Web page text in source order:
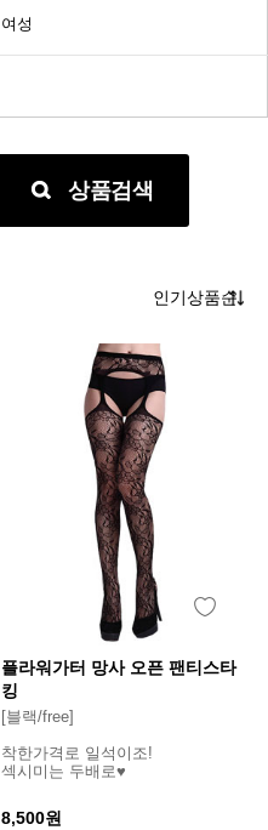
여성
상품검색
플라워가터 망사 오픈 팬티스타
킹
[블랙/free]
착한가격로 일석이조!
섹시미는 두배로♥
8,500원